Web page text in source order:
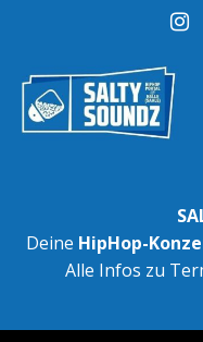
Deine HipHop-
Alle Infos zu